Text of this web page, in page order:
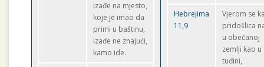
izađe na mjesto,
koje je imao da
primi u baštinu,
izađe ne znajući,
kamo ide.
Hebrejima
11,9
Vjerom se
pridošlica
u obećanoj
zemlji kao u
tuđini,